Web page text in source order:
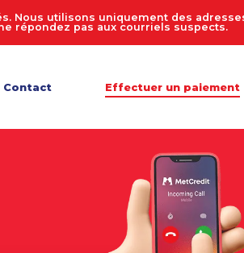
Nous utilisons uniquement des
répondez pas aux courriels suspects.
Contact Effectuer un paiement